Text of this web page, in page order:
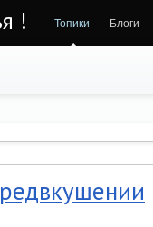
! Топики Блоги